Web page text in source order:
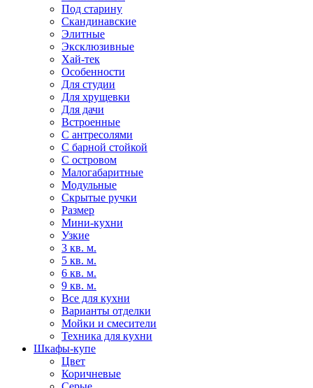
Под старину
Скандинавские
Элитные
Эксклюзивные
Хай-тек
Особенности
Для студии
Для хрущевки
Для дачи
Встроенные
С антресолями
С барной стойкой
С островом
Малогабаритные
Модульные
Скрытые ручки
Размер
Мини-кухни
Узкие
3 кв. м.
5 кв. м.
6 кв. м.
9 кв. м.
Все для кухни
Варианты отделки
Мойки и смесители
Техника для кухни
Шкафы-купе
Цвет
Коричневые